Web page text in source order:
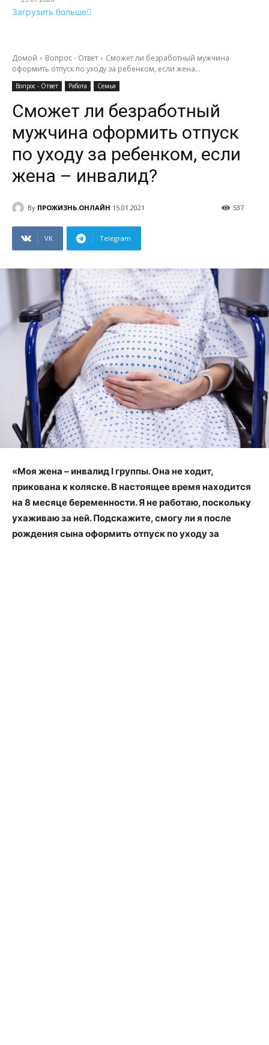
Загрузить больше